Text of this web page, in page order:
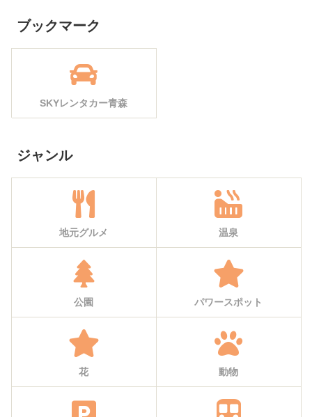
ブックマーク
SKYレンタカー青森
ジャンル
地元グルメ 温泉
公園 パワースポット
花 動物